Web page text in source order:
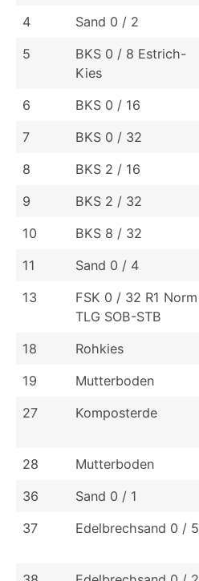
4
Sand 0 / 2
5
BKS 0 / 8 Estrich-
Kies
6 BKS 0 / 16
7
BKS 0 / 32
8
BKS 2 / 16
9
BKS 2 / 32
10
BKS 8 / 32
11
Sand 0 / 4
13
FSK 0 / 32 R1 Norm
TLG SOB-STB
18 Rohkies
19
Mutterboden
27
Komposterde
28
Mutterboden
36
Sand 0 / 1
37
Edelbrechsand 0 / 5